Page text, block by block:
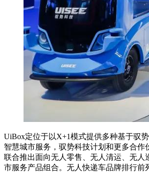
UiBox定位于以X+1模式提供多种基于驭
智慧城市服务，驭势科技计划和更多合作
联合推出面向无人零售、无人清运、无人
市服务产品组合。无人快递车品牌排行前